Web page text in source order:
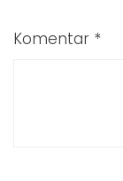
Komentar *